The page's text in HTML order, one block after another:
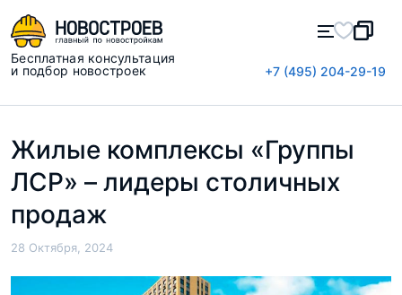
Бесплатная консультация
и подбор новостроек
+7 (495) 204-29-19
Жилые комплексы «Группы
ЛСР» – лидеры столичных
продаж
28 Октября, 2024